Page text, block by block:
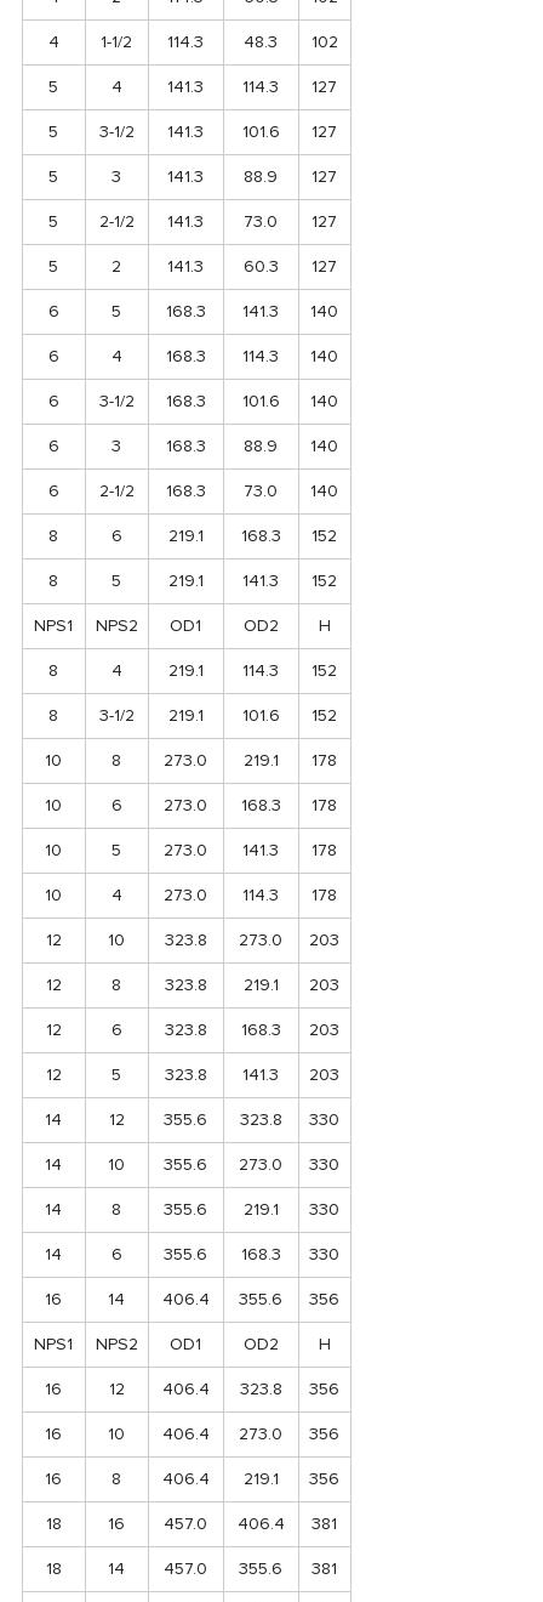
4 1-1/2 114.3 48.3 102
5 4 141.3 114.3 127
5 3-1/2 141.3 101.6 127
5 3 141.3 88.9 127
5 2-1/2 141.3 73.0 127
5 2 141.3 60.3 127
6 5 168.3 141.3 140
6 4 168.3 114.3 140
6 3-1/2 168.3 101.6 140
6 3 168.3 88.9 140
6 2-1/2 168.3 73.0 140
8 6 219.1 168.3 152
8 5 219.1 141.3 152
NPS1 NPS2 OD1 OD2 H
8 4 219.1 114.3 152
8 3-1/2 219.1 101.6 152
10 8 273.0 219.1 178
10 6 273.0 168.3 178
10 5 273.0 141.3 178
10 4 273.0 114.3 178
12 10 323.8 273.0 203
12 8 323.8 219.1 203
12 6 323.8 168.3 203
12 5 323.8 141.3 203
14 12 355.6 323.8 330
14 10 355.6 273.0 330
14 8 355.6 219.1 330
14 6 355.6 168.3 330
16 14 406.4 355.6 356
NPS1 NPS2 OD1 OD2 H
16 12 406.4 323.8 356
16 10 406.4 273.0 356
16 8 406.4 219.1 356
18 16 457.0 406.4 381
18 14 457.0 355.6 381